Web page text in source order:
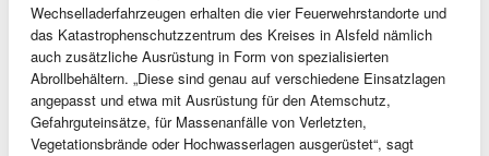
Wechselladerfahrzeugen erhalten die vier Feuerwehrstandorte und
das Katastrophenschutzzentrum des Kreises in Alsfeld nämlich
auch zusätzliche Ausrüstung in Form von spezialisierten
Abrollbehältern. „Diese sind genau auf verschiedene Einsatzlagen
angepasst und etwa mit Ausrüstung für den Atemschutz,
Gefahrguteinsätze, für Massenanfälle von Verletzten,
Vegetationsbrände oder Hochwasserlagen ausgerüstet“, sagt